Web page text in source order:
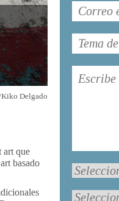
Delgado
art que
basado